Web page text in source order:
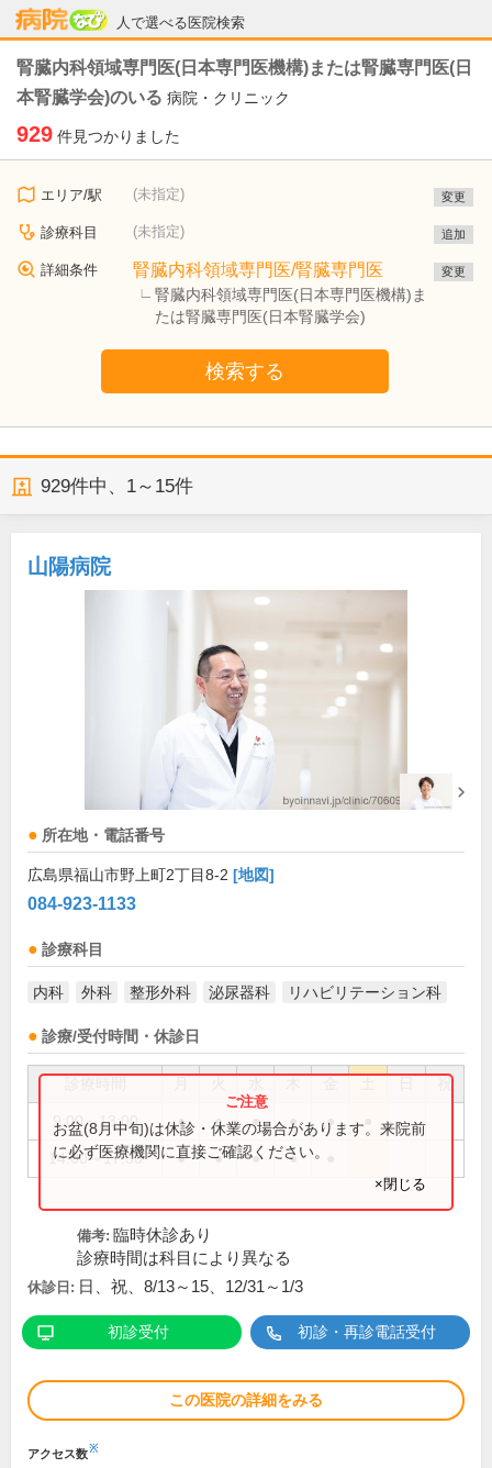
人で選べる医院検索
病院なび
腎臓内科領域専門医(日本専門医機構)または腎臓専門医(日
本腎臓学会)のいる 病院・クリニック
929 件見つかりました
エリア/駅 (未指定) 変更
診療科目 (未指定) 追加
詳細条件 腎臓内科領域専門医/腎臓専門医
腎臓内科領域専門医(日本専門医機構)ま
たは腎臓専門医(日本腎臓学会)
変更
検索する
929件中、 1～15件
山陽病院
所在地・電話番号
広島県福山市野上町2丁目8-2 [地図]
084-923-1133
診療科目
内科 外科 整形外科 泌尿器科 リハビリテーション科
診療/受付時間・休診日
祝
9:00～13:00 ● ● ● ● ●
14:00～17:30 ● ● ● ●
お盆(8月中旬)は休診・休業の場合があります。来院前
に必ず医療機関に直接ご確認ください。
×閉じる
備考: 臨時休診あり
診療時間は科目により異なる
休診日: 日、祝、8/13～15、12/31～1/3
初診受付 初診・再診電話受付
この医院の詳細をみる
アクセス数※